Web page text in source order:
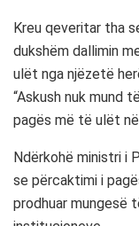
Kreu qeveritar tha
dukshëm dallimin
ulët nga njëzetë
“Askush nuk mund
pagës më të ulët
Ndërkohë ministri i
se përcaktimi i
prodhuar mungesë